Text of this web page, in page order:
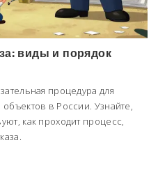
виды и порядок
процедура для
объектов в России. Узнайте,
как проходит процесс,